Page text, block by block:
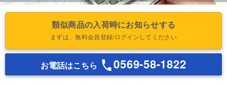
類似商品の入荷時にお知らせする
まずは、無料会員登録/ログインしてください
お電話はこちら 0569-58-1822